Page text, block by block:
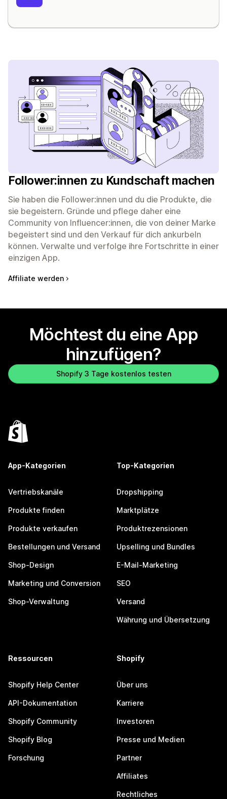
Follower:innen zu Kundschaft machen
Sie haben die Follower:innen und du die Produkte, die
sie begeistern. Gründe und pflege daher eine
Community von Influencer:innen, die von deiner Marke
begeistert sind und den Verkauf für dich ankurbeln
können. Verwalte und verfolge ihre Fortschritte in einer
einzigen App.
Affiliate werden
Möchtest du eine App
hinzufügen?
Shopify 3 Tage kostenlos testen
App-Kategorien
Vertriebskanäle
Produkte finden
Produkte verkaufen
Bestellungen und Versand
Shop-Design
Marketing und Conversion
Shop-Verwaltung
Top-Kategorien
Dropshipping
Marktplätze
Produktrezensionen
Upselling und Bundles
E-Mail-Marketing
SEO
Versand
Währung und Übersetzung
Ressourcen
Shopify Help Center
API-Dokumentation
Shopify Community
Shopify Blog
Forschung
Shopify
Über uns
Karriere
Investoren
Presse und Medien
Partner
Affiliates
Rechtliches